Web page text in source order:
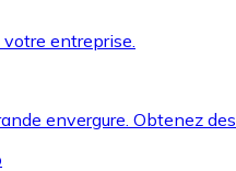
entreprise.
envergure. Obtenez